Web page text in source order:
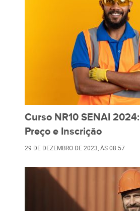
Curso NR10 SENAI
Preço e Inscrição
29 DE DEZEMBRO DE 2023 , ÀS08:57